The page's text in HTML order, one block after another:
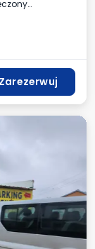
Zarezerwuj